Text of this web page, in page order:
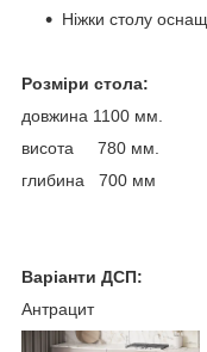
Ніжки столу
Розміри стола:
довжина 1100 мм.
висота 780 мм.
глибина 700 мм
Варіанти ДСП:
Антрацит